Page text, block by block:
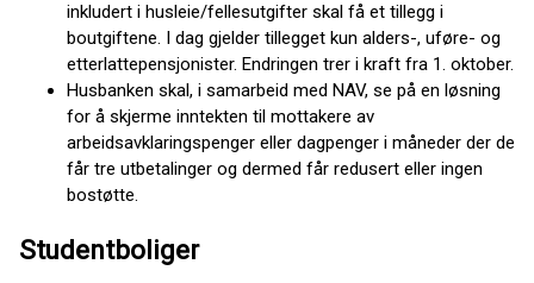
inkludert i husleie/fellesutgifter skal få et tillegg i
boutgiftene. I dag gjelder tillegget kun alders-, uføre- og
etterlattepensjonister. Endringen trer i kraft fra 1. oktober.
Husbanken skal, i samarbeid med NAV, se på en løsning
for å skjerme inntekten til mottakere av
arbeidsavklaringspenger eller dagpenger i måneder der de
får tre utbetalinger og dermed får redusert eller ingen
bostøtte.
Studentboliger